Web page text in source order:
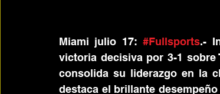
Miami julio 17: #Fullsports.-
victoria decisiva por 3-1
consolida su liderazgo en la
destaca el brillante